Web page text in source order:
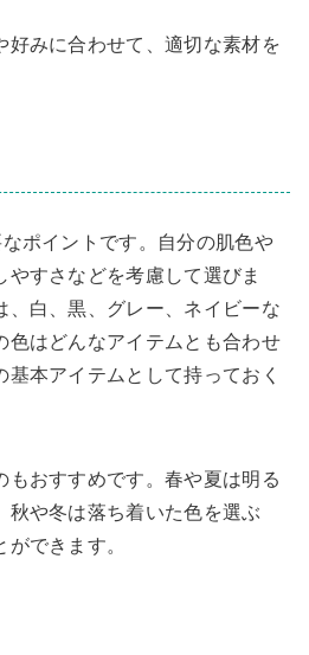
好みに合わせて、適切な素材を
ポイントです。自分の肌色や
すさなどを考慮して選びま
、白、黒、グレー、ネイビーな
色はどんなアイテムとも合わせ
本アイテムとして持っておく
もおすすめです。春や夏は明る
秋や冬は落ち着いた色を選ぶ
できます。